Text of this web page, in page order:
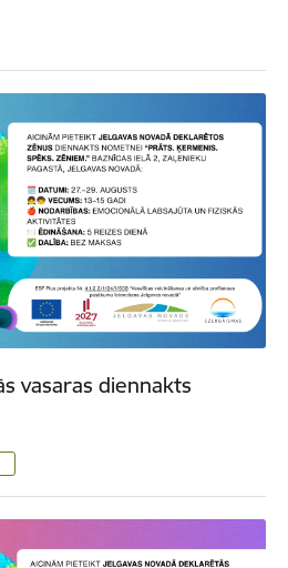
vasaras diennakts